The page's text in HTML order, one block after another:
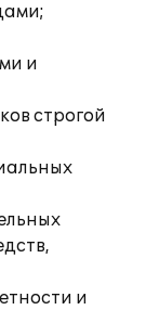
и
строгой
и